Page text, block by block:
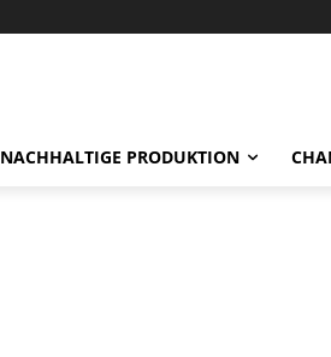
NACHHALTIGE PRODUKTION